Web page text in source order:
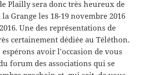
Plailly sera donc très heureux de
Grange les 18-19 novembre 2016
Une des représentations de
certainement dédiée au Téléthon.
avoir l’occasion de vous
forum des associations qui se